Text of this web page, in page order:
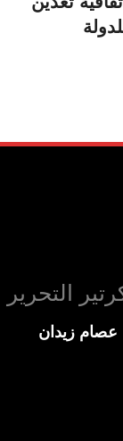
التحرير
عصام زيدان